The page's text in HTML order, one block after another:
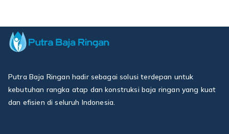
Putra Baja Ringan hadir sebagai solusi terdepan untuk
kebutuhan rangka atap dan konstruksi baja ringan yang kuat
dan efisien di seluruh Indonesia.